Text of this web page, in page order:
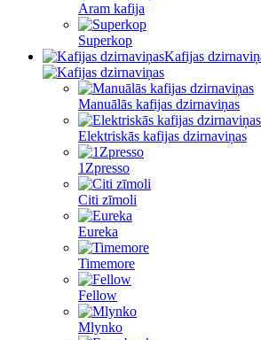
Aram kafija
Superkop
Kafijas
Manuālās kafijas dzirnaviņas
Elektriskās kafijas dzirnaviņas
1Zpresso
Citi zīmoli
Eureka
Timemore
Fellow
Mlynko